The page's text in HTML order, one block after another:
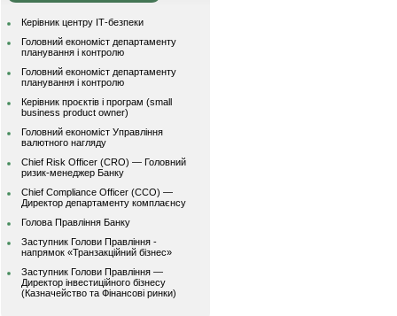
Керівник центру ІТ-безпеки
Головний економіст департаменту
планування і контролю
Головний економіст департаменту
планування і контролю
Керівник проєктів і програм (small
business product owner)
Головний економіст Управління
валютного нагляду
Chief Risk Officer (CRO) — Головний
ризик-менеджер Банку
Chief Compliance Officer (CCO) —
Директор департаменту комплаєнсу
Голова Правління Банку
Заступник Голови Правління -
напрямок «Транзакційний бізнес»
Заступник Голови Правління —
Директор інвестиційного бізнесу
(Казначейство та Фінансові ринки)